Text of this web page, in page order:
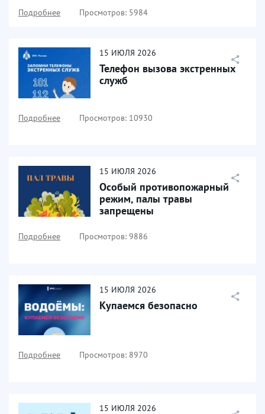
Подробнее Просмотров: 5984
15 ИЮЛЯ 2026
Телефон вызова экстренных
служб
Подробнее Просмотров: 10930
15 ИЮЛЯ 2026
Особый противопожарный
режим, палы травы
запрещены
Подробнее Просмотров: 9886
15 ИЮЛЯ 2026
Купаемся безопасно
Подробнее Просмотров: 8970
15 ИЮЛЯ 2026